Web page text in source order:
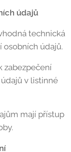
ch údajů
technická
osobních údajů.
zabezpečení
v listinné
mají přístup